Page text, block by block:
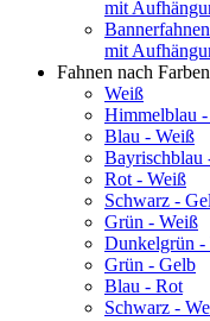
mit
mit
Fahnen nach Farben
Weiß
Himmelblau
Blau - Weiß
Bayrischblau
Rot - Weiß
Schwarz -
Grün - Weiß
Dunkelgrün -
Grün - Gelb
Blau - Rot
Schwarz -